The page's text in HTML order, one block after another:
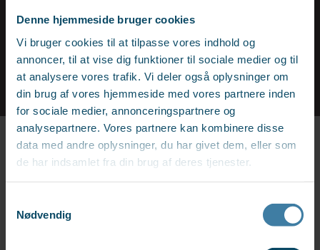
Denne hjemmeside bruger cookies
Vi bruger cookies til at tilpasse vores indhold og
annoncer, til at vise dig funktioner til sociale medier og til
at analysere vores trafik. Vi deler også oplysninger om
din brug af vores hjemmeside med vores partnere inden
for sociale medier, annonceringspartnere og
analysepartnere. Vores partnere kan kombinere disse
data med andre oplysninger, du har givet dem, eller som
de har indsamlet fra din brug af deres tjenester.
Nødvendig
Kommune erhalten? Wenn nicht, kontaktieren Sie die
Kommune oder rufen Sie uns unter+45 82 10 00 77
wir helfen Ihnen weiter.
Depositum
freuen uns, dass Sie sich für eine Dänischausbildung bei uns
entschieden haben. Wir haben hier Informationen darüber